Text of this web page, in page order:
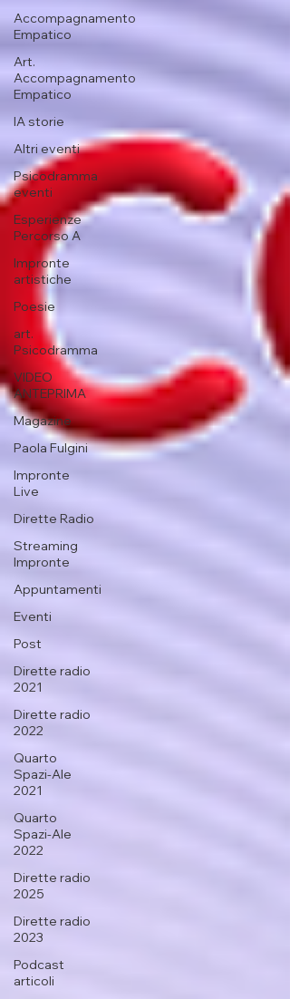
Accompagnamento
Empatico
Art.
Accompagnamento
Empatico
IA storie
Altri eventi
Psicodramma
eventi
Esperienze
Percorso A
Impronte
artistiche
Poesie
art.
Psicodramma
VIDEO
ANTEPRIMA
Magazine
Paola Fulgini
Impronte
Live
Dirette Radio
Streaming
Impronte
Appuntamenti
Eventi
Post
Dirette radio
2021
Dirette radio
2022
Quarto
Spazi-Ale
2021
Quarto
Spazi-Ale
2022
Dirette radio
2025
Dirette radio
2023
Podcast
articoli